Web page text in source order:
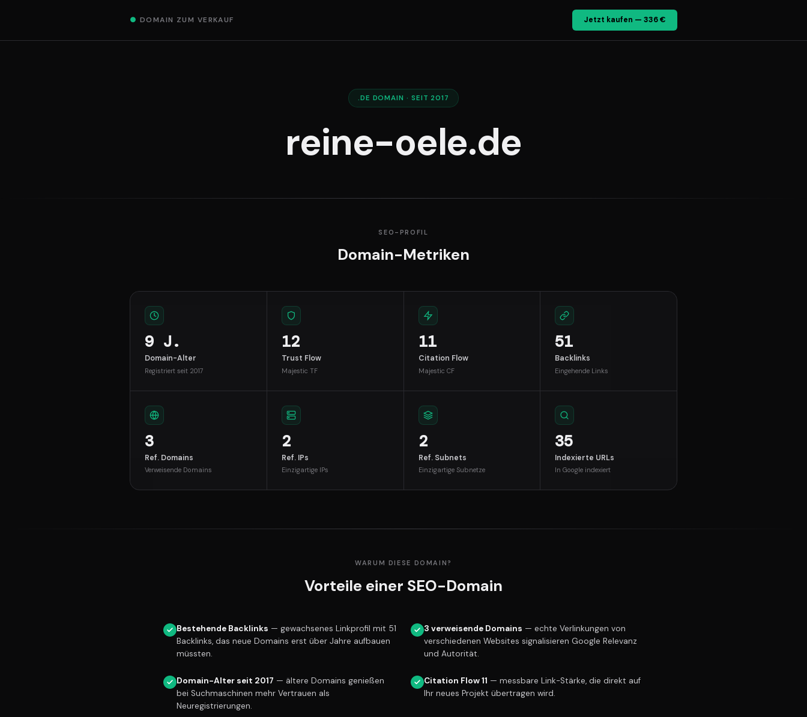
● DOMAIN ZUM VERKAUF Jetzt kaufen — 336 €
.DE DOMAIN · SEIT 2017
reine-oele.de
SEO-PROFIL
Domain-Metriken
9 J.
Domain-Alter
Registriert seit 2017
12
Trust Flow
Majestic TF
11
Citation Flow
Majestic CF
51
Backlinks
Eingehende Links
3
Ref. Domains
Verweisende Domains
2
Ref. IPs
Einzigartige IPs
2
Ref. Subnets
Einzigartige Subnetze
35
Indexierte URLs
In Google indexiert
WARUM DIESE DOMAIN?
Vorteile einer SEO-Domain
Bestehende Backlinks — gewachsenes Linkprofil mit 51
Backlinks, das neue Domains erst über Jahre aufbauen
müssten.
3 verweisende Domains — echte Verlinkungen von
verschiedenen Websites signalisieren Google Relevanz
und Autorität.
Domain-Alter seit 2017 — ältere Domains genießen
bei Suchmaschinen mehr Vertrauen als
Neuregistrierungen.
Citation Flow 11 — messbare Link-Stärke, die direkt auf
Ihr neues Projekt übertragen wird.